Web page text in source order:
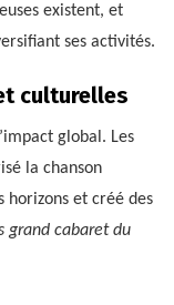
existent, et
ses activités.
culturelles
global. Les
la chanson
horizons et créé des
grand cabaret du